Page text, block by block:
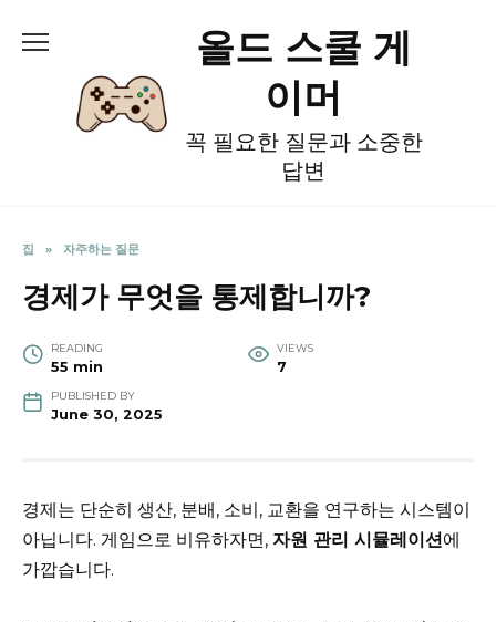
올드 스쿨 게
이머
꼭 필요한 질문과 소중한
답변
집 » 자주하는 질문
경제가 무엇을 통제합니까?
READING
55 min
VIEWS
7
PUBLISHED BY
June 30, 2025
경제는 단순히 생산, 분배, 소비, 교환을 연구하는 시스템이
아닙니다. 게임으로 비유하자면, 자원 관리 시뮬레이션에
가깝습니다.